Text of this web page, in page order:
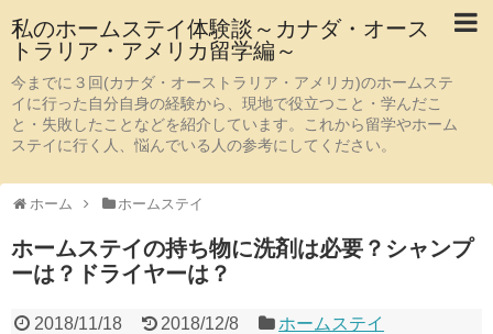
私のホームステイ体験談～カナダ・オース
トラリア・アメリカ留学編～
今までに３回(カナダ・オーストラリア・アメリカ)のホームステ
イに行った自分自身の経験から、現地で役立つこと・学んだこ
と・失敗したことなどを紹介しています。これから留学やホーム
ステイに行く人、悩んでいる人の参考にしてください。
ホーム ホームステイ
ホームステイの持ち物に洗剤は必要？シャンプ
ーは？ドライヤーは？
2018/11/18 2018/12/8 ホームステイ